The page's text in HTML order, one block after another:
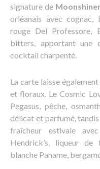
signature de Moonshiner
orléanais avec
rouge Del Professore,
bitters, apportant une
cocktail charpenté.
La carte laisse
et floraux. Le Cosmic
Pegasus, pêche,
délicat et parfumé,
fraîcheur estivale
Hendrick’s, liqueur
blanche Paname,